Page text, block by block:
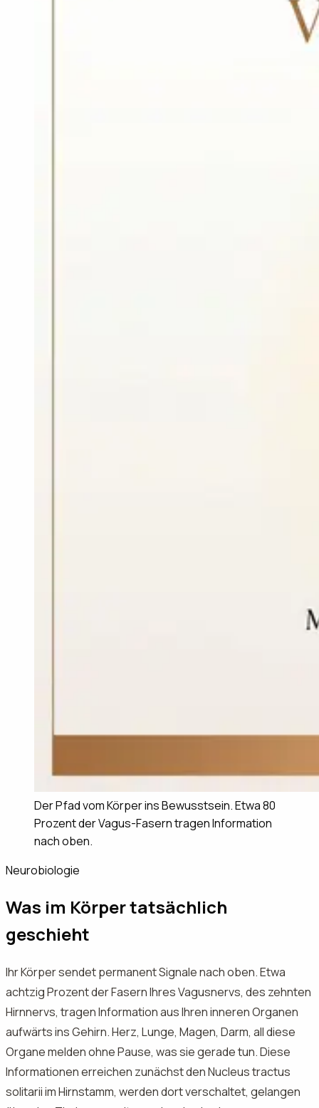
Der Pfad vom Körper ins Bewusstsein. Etwa 80
Prozent der Vagus-Fasern tragen Information
nach oben.
Neurobiologie
Was im Körper tatsächlich
geschieht
Ihr Körper sendet permanent Signale nach oben. Etwa
achtzig Prozent der Fasern Ihres Vagusnervs, des zehnten
Hirnnervs, tragen Information aus Ihren inneren Organen
aufwärts ins Gehirn. Herz, Lunge, Magen, Darm, all diese
Organe melden ohne Pause, was sie gerade tun. Diese
Informationen erreichen zunächst den Nucleus tractus
solitarii im Hirnstamm, werden dort verschaltet, gelangen